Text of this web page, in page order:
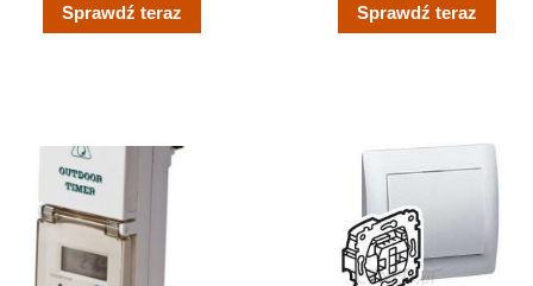
WW-C702H
Sprawdź teraz Sprawdź teraz